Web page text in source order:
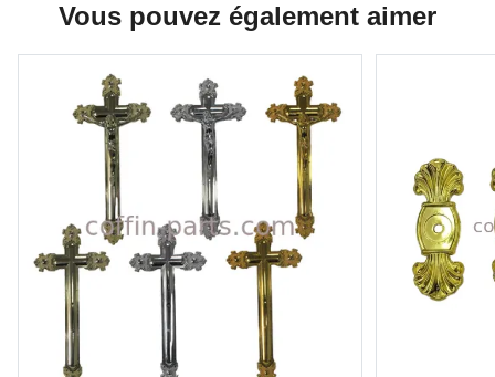
Vous pouvez également aimer